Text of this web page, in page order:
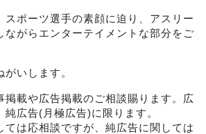
スポーツ選手の素顔に迫り、アスリー
ながらエンターテイメントな部分をご
いします。
載や広告掲載のご相談賜ります。広
広告(月極広告)に限ります。
ては応相談ですが、純広告に関しては